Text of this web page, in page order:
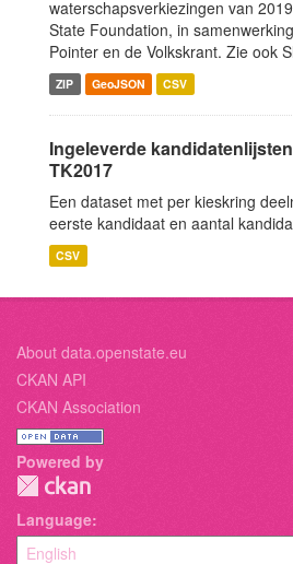
waterschapsverkiezingen van
State Foundation, in
Pointer en de Volkskrant. Zie ook
ZIP GeoJSON CSV
Ingeleverde
TK2017
Een dataset met per kieskring
eerste kandidaat en aantal
CSV
About data.openstate.eu
CKAN API
CKAN Association
Powered by
Language